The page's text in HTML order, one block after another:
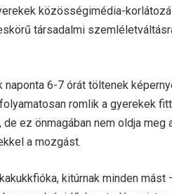
közösségimédia-
társadalmi
6-7 órát töltenek
romlik a gyerekek
ez önmagában nem oldja meg
a mozgást.
kitúrnak minden